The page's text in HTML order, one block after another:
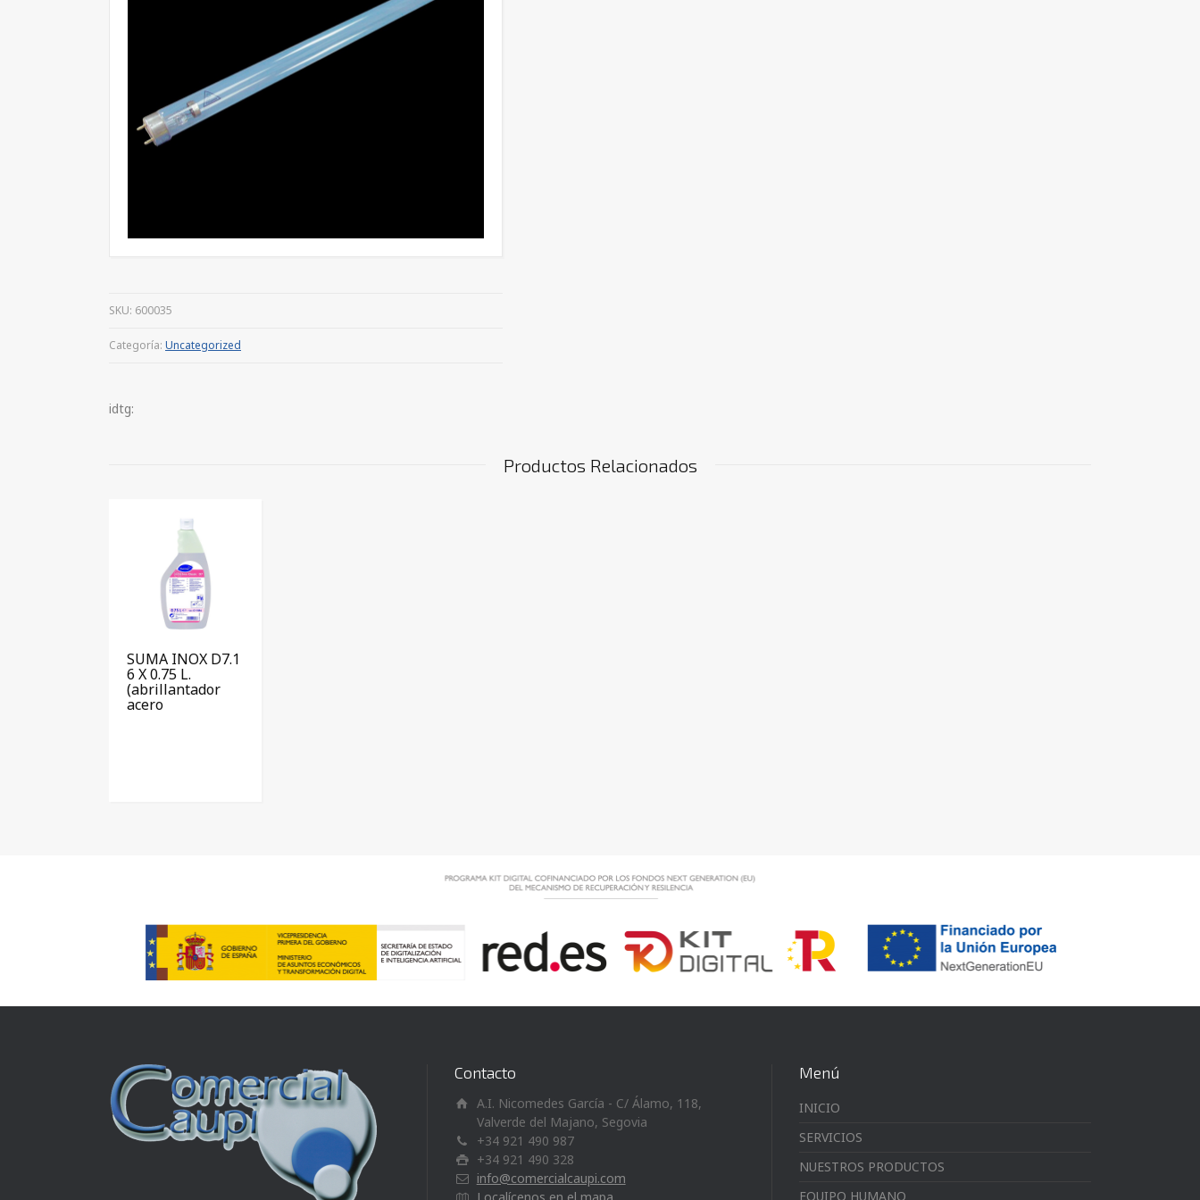
SKU: 600035
Categoría: Uncategorized
idtg:
Productos Relacionados
SUMA INOX D7.1
6 X 0.75 L.
(abrillantador
acero
Contacto
A.I. Nicomedes García - C/ Álamo, 118,
Valverde del Majano, Segovia
+34 921 490 987
+34 921 490 328
info@comercialcaupi.com
Localícenos en el mapa
Menú
INICIO
SERVICIOS
NUESTROS PRODUCTOS
EQUIPO HUMANO